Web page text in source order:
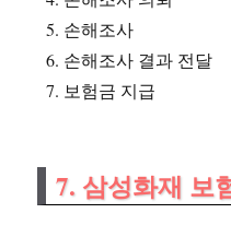
손해조사
손해조사 결과 전달
보험금 지급
7. 삼성화재 보